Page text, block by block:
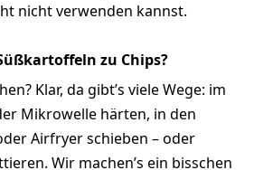
nicht verwenden kannst.
zu Chips?
Klar, da gibt’s viele Wege: im
Mikrowelle härten, in den
Airfryer schieben – oder
Wir machen’s ein bisschen